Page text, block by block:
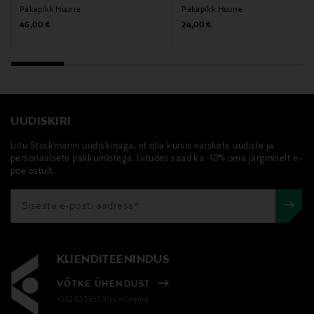
Päkapikk Huurre
Original Price
46,00 €
Päkapikk Huurre
Original Price
24,00 €
UUDISKIRI
Liitu Stockmanni uudiskirjaga, et olla kursis värskete uudiste ja
personaalsete pakkumistega. Liitudes saad ka -10% oma järgmiselt e-
poe ostult.
KLIENDITEENINDUS
VÕTKE ÜHENDUST
+372 6339539(pvm/mpm)